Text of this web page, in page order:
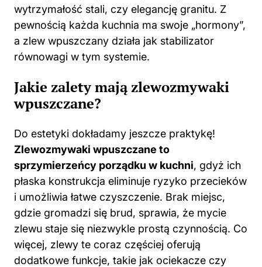
wytrzymałość stali, czy elegancję granitu. Z
pewnością każda kuchnia ma swoje „hormony”,
a zlew wpuszczany działa jak stabilizator
równowagi w tym systemie.
Jakie zalety mają zlewozmywaki
wpuszczane?
Do estetyki dokładamy jeszcze praktykę!
Zlewozmywaki wpuszczane to
sprzymierzeńcy porządku w kuchni, gdyż ich
płaska konstrukcja eliminuje ryzyko przecieków
i umożliwia łatwe czyszczenie. Brak miejsc,
gdzie gromadzi się brud, sprawia, że mycie
zlewu staje się niezwykle prostą czynnością. Co
więcej, zlewy te coraz częściej oferują
dodatkowe funkcje, takie jak ociekacze czy